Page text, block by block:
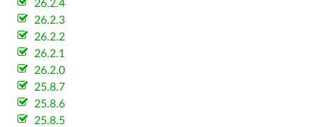
26.2.4
26.2.3
26.2.2
26.2.1
26.2.0
25.8.7
25.8.6
25.8.5